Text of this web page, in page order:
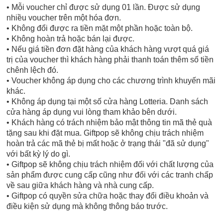
• Mỗi voucher chỉ được sử dụng 01 lần. Được sử dụng
nhiều voucher trên một hóa đơn.
• Không đổi được ra tiền mặt một phần hoặc toàn bộ.
• Không hoàn trả hoặc bán lại được.
• Nếu giá tiền đơn đặt hàng của khách hàng vượt quá giá
trị của voucher thì khách hàng phải thanh toán thêm số tiền
chênh lệch đó.
• Voucher không áp dụng cho các chương trình khuyến mãi
khác.
• Không áp dụng tại một số cửa hàng Lotteria. Danh sách
cửa hàng áp dụng vui lòng tham khảo bên dưới.
• Khách hàng có trách nhiệm bảo mật thông tin mã thẻ quà
tặng sau khi đặt mua. Giftpop sẽ không chịu trách nhiệm
hoàn trả các mã thẻ bị mất hoặc ở trạng thái "đã sử dụng"
với bất kỳ lý do gì.
• Giftpop sẽ không chịu trách nhiệm đối với chất lượng của
sản phẩm được cung cấp cũng như đối với các tranh chấp
về sau giữa khách hàng và nhà cung cấp.
• Giftpop có quyền sửa chữa hoặc thay đổi điều khoản và
điều kiện sử dụng mà không thông báo trước.